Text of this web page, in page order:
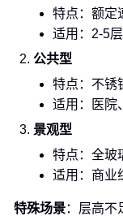
特点：额定
适用：2-5
公共型
特点：不锈
适用：医院
景观型
特点：全玻
适用：商业
特殊场景：层高不